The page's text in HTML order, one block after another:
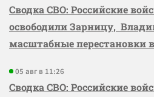
Сводка СВО: Российские
освободили Зарницу,
масштабные перестановки
05 авг в 11:26
Сводка СВО: Российские